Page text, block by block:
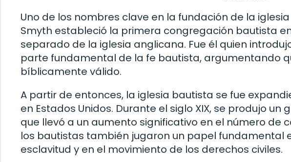
Uno de los nombres clave en la fundación de la iglesia
Smyth estableció la primera congregación bautista
separado de la iglesia anglicana. Fue él quien
parte fundamental de la fe bautista, argumentando
bíblicamente válido.
A partir de entonces, la iglesia bautista se fue
en Estados Unidos. Durante el siglo XIX, se produjo
que llevó a un aumento significativo en el número de
los bautistas también jugaron un papel fundamental
esclavitud y en el movimiento de los derechos civiles.